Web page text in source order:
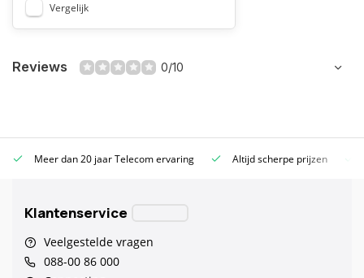
Vergelijk
Reviews 0/10
Meer dan 20 jaar Telecom ervaring Altijd scherpe prijzen
Klantenservice
Veelgestelde vragen
088-00 86 000